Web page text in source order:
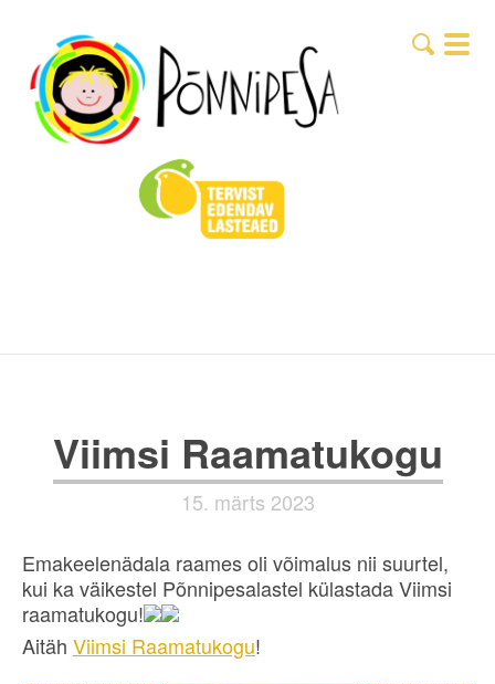
Viimsi Raamatukogu
15. märts 2023
Emakeelenädala raames oli võimalus nii suurtel,
kui ka väikestel Põnnipesalastel külastada Viimsi
raamatukogu!
Aitäh Viimsi Raamatukogu!